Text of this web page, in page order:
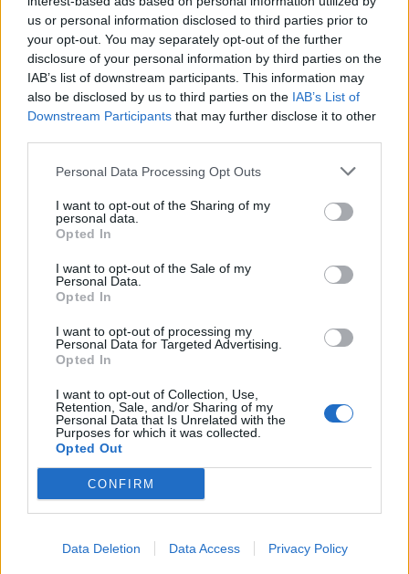
us or personal information disclosed to third parties prior to
your opt-out. You may separately opt-out of the further
disclosure of your personal information by third parties on the
IAB’s list of downstream participants. This information may
also be disclosed by us to third parties on the IAB’s List of
Downstream Participants that may further disclose it to other
Personal Data Processing Opt Outs
I want to opt-out of the Sharing of my
personal data.
Opted In
I want to opt-out of the Sale of my
Personal Data.
Opted In
I want to opt-out of processing my
Personal Data for Targeted Advertising.
Opted In
I want to opt-out of Collection, Use,
Retention, Sale, and/or Sharing of my
Personal Data that Is Unrelated with the
Purposes for which it was collected.
Opted Out
CONFIRM
Data Deletion Data Access Privacy Policy
35 χρόνια ίντερνετ: Το πρώτο website το οποίο υπάρχει
08:47
Δήμος Βιάννου: Οι ώρες και οι μέρες λειτουργίας του
Γραφείου Δακοκτονίας
Νέα δομή φιλοξενίας μεταναστών: Τι προβλέπει η
απόφαση που δημοσιεύθηκε στην Εφημερίδα της
Κυβέρνησης
08:33
Η Ρωσία έπληξε δύο πλοία κοντά στο ουκρανικό λιμάνι
08:25
Υγείας Κρήτης αποχαιρετά τον Π. Μαματζάκη
08:19
Ελούντα: Ηλικιωμένος απειλούσε να πηδήξει από
μπαλκόνι
08:12
αεροδρόμιο Καστελλίου